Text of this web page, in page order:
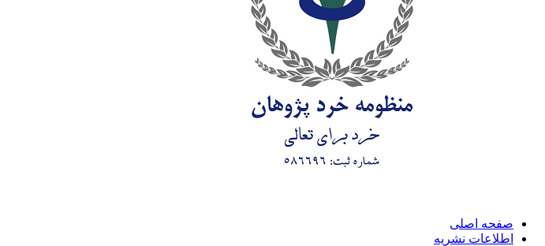
صفحه اصلی
اطلاعات نشریه